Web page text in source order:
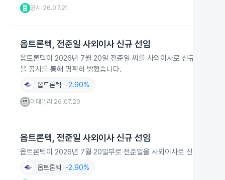
공시 26.07.21
옵트론텍, 전준일 사외이사 신규 선임
옵트론텍이 2026년 7월 20일 전준일 씨를 사외이사로 신규 선임해
을 공시를 통해 명확히 밝혔습니다.
옵트론텍 -2.90%
이데일리 26.07.20
옵트론텍, 전준일 사외이사 신규 선임
옵트론텍이 2026년 7월 20일부로 전준일을 사외이사로 신규 선임했
옵트론텍 -2.90%